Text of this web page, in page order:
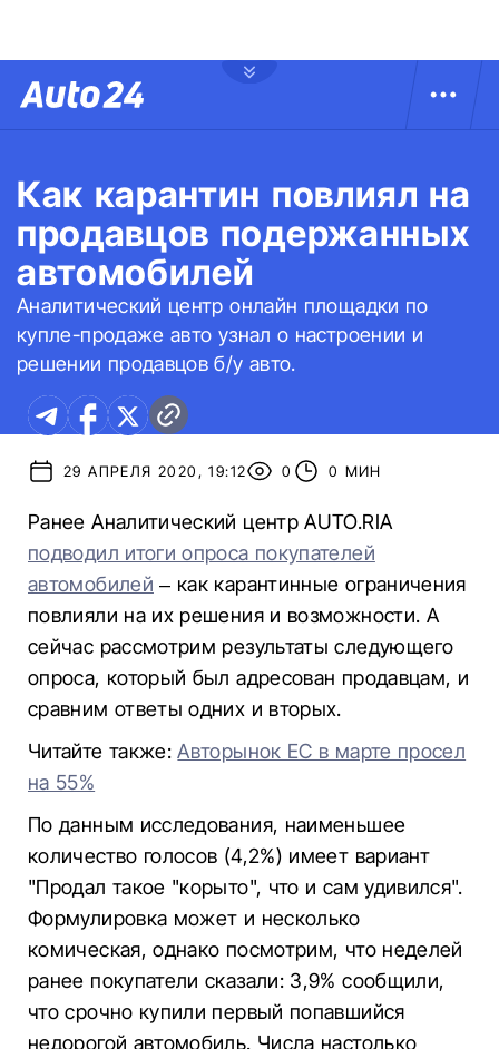
Как карантин повлиял на
продавцов подержанных
автомобилей
Аналитический центр онлайн площадки по
купле-продаже авто узнал о настроении и
решении продавцов б/у авто.
29 АПРЕЛЯ 2020, 19:12 0 0 МИН
Ранее Аналитический центр AUTO.RIA
подводил итоги опроса покупателей
автомобилей – как карантинные ограничения
повлияли на их решения и возможности. А
сейчас рассмотрим результаты следующего
опроса, который был адресован продавцам, и
сравним ответы одних и вторых.
Читайте также:Авторынок ЕС в марте просел
на 55%
По данным исследования, наименьшее
количество голосов (4,2%) имеет вариант
"Продал такое "корыто", что и сам удивился".
Формулировка может и несколько
комическая, однако посмотрим, что неделей
ранее покупатели сказали: 3,9% сообщили,
что срочно купили первый попавшийся
недорогой автомобиль. Числа настолько